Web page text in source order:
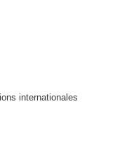
internationales